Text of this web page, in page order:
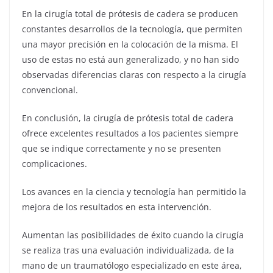
En la cirugía total de prótesis de cadera se producen
constantes desarrollos de la tecnología, que permiten
una mayor precisión en la colocación de la misma. El
uso de estas no está aun generalizado, y no han sido
observadas diferencias claras con respecto a la cirugía
convencional.
En conclusión, la cirugía de prótesis total de cadera
ofrece excelentes resultados a los pacientes siempre
que se indique correctamente y no se presenten
complicaciones.
Los avances en la ciencia y tecnología han permitido la
mejora de los resultados en esta intervención.
Aumentan las posibilidades de éxito cuando la cirugía
se realiza tras una evaluación individualizada, de la
mano de un traumatólogo especializado en este área,